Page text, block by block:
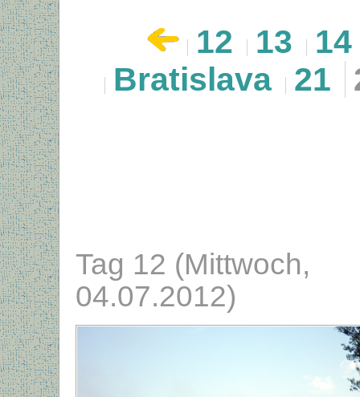
12 13
14
Bratislava
21
Tag 12 (Mittwoch,
04.07.2012)